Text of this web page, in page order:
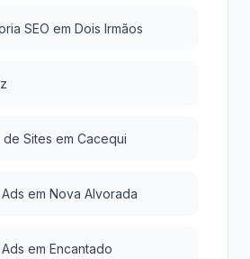
SEO em Dois Irmãos
de Sites em Cacequi
em Nova Alvorada
em Encantado